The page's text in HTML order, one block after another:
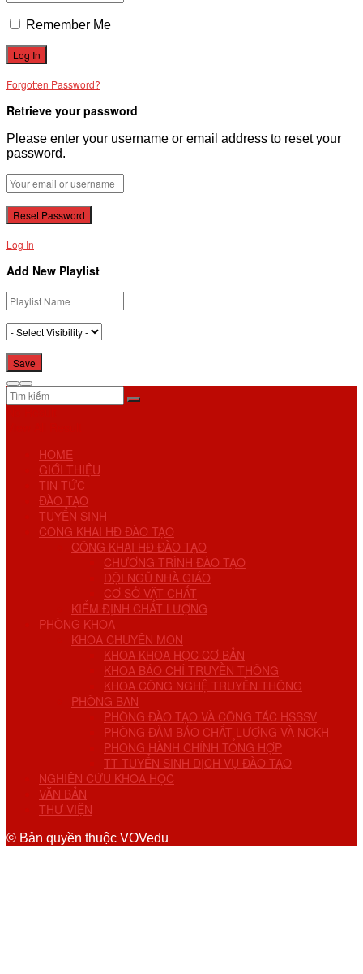
Remember Me
Forgotten Password?
Retrieve your password
Please enter your username or email address to reset your
password.
Log In
Add New Playlist
HOME
GIỚI THIỆU
TIN TỨC
ĐÀO TẠO
TUYỂN SINH
CÔNG KHAI HĐ ĐÀO TẠO
CÔNG KHAI HĐ ĐÀO TẠO
CHƯƠNG TRÌNH ĐÀO TẠO
ĐỘI NGŨ NHÀ GIÁO
CƠ SỞ VẬT CHẤT
KIỂM ĐỊNH CHẤT LƯỢNG
PHÒNG KHOA
KHOA CHUYÊN MÔN
KHOA KHOA HỌC CƠ BẢN
KHOA BÁO CHÍ TRUYỀN THÔNG
KHOA CÔNG NGHỆ TRUYỀN THÔNG
PHÒNG BAN
PHÒNG ĐÀO TẠO VÀ CÔNG TÁC HSSSV
PHÒNG ĐẢM BẢO CHẤT LƯỢNG VÀ NCKH
PHÒNG HÀNH CHÍNH TỔNG HỢP
TT TUYỂN SINH DỊCH VỤ ĐÀO TẠO
NGHIÊN CỨU KHOA HỌC
VĂN BẢN
THƯ VIỆN
© Bản quyền thuộc VOVedu